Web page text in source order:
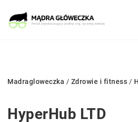
Madragloweczka / Zdrowie i fitness /
HyperHub LTD